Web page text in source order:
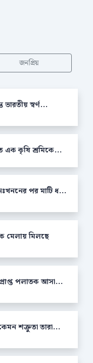
জনপ্রিয়
ভারতীয় স্বর্ণ...
এক কৃষি শ্রমিকে...
পর মাটি ধ...
মেলায় মিলছে
পলাতক আসা...
শক্রুতা তারা...